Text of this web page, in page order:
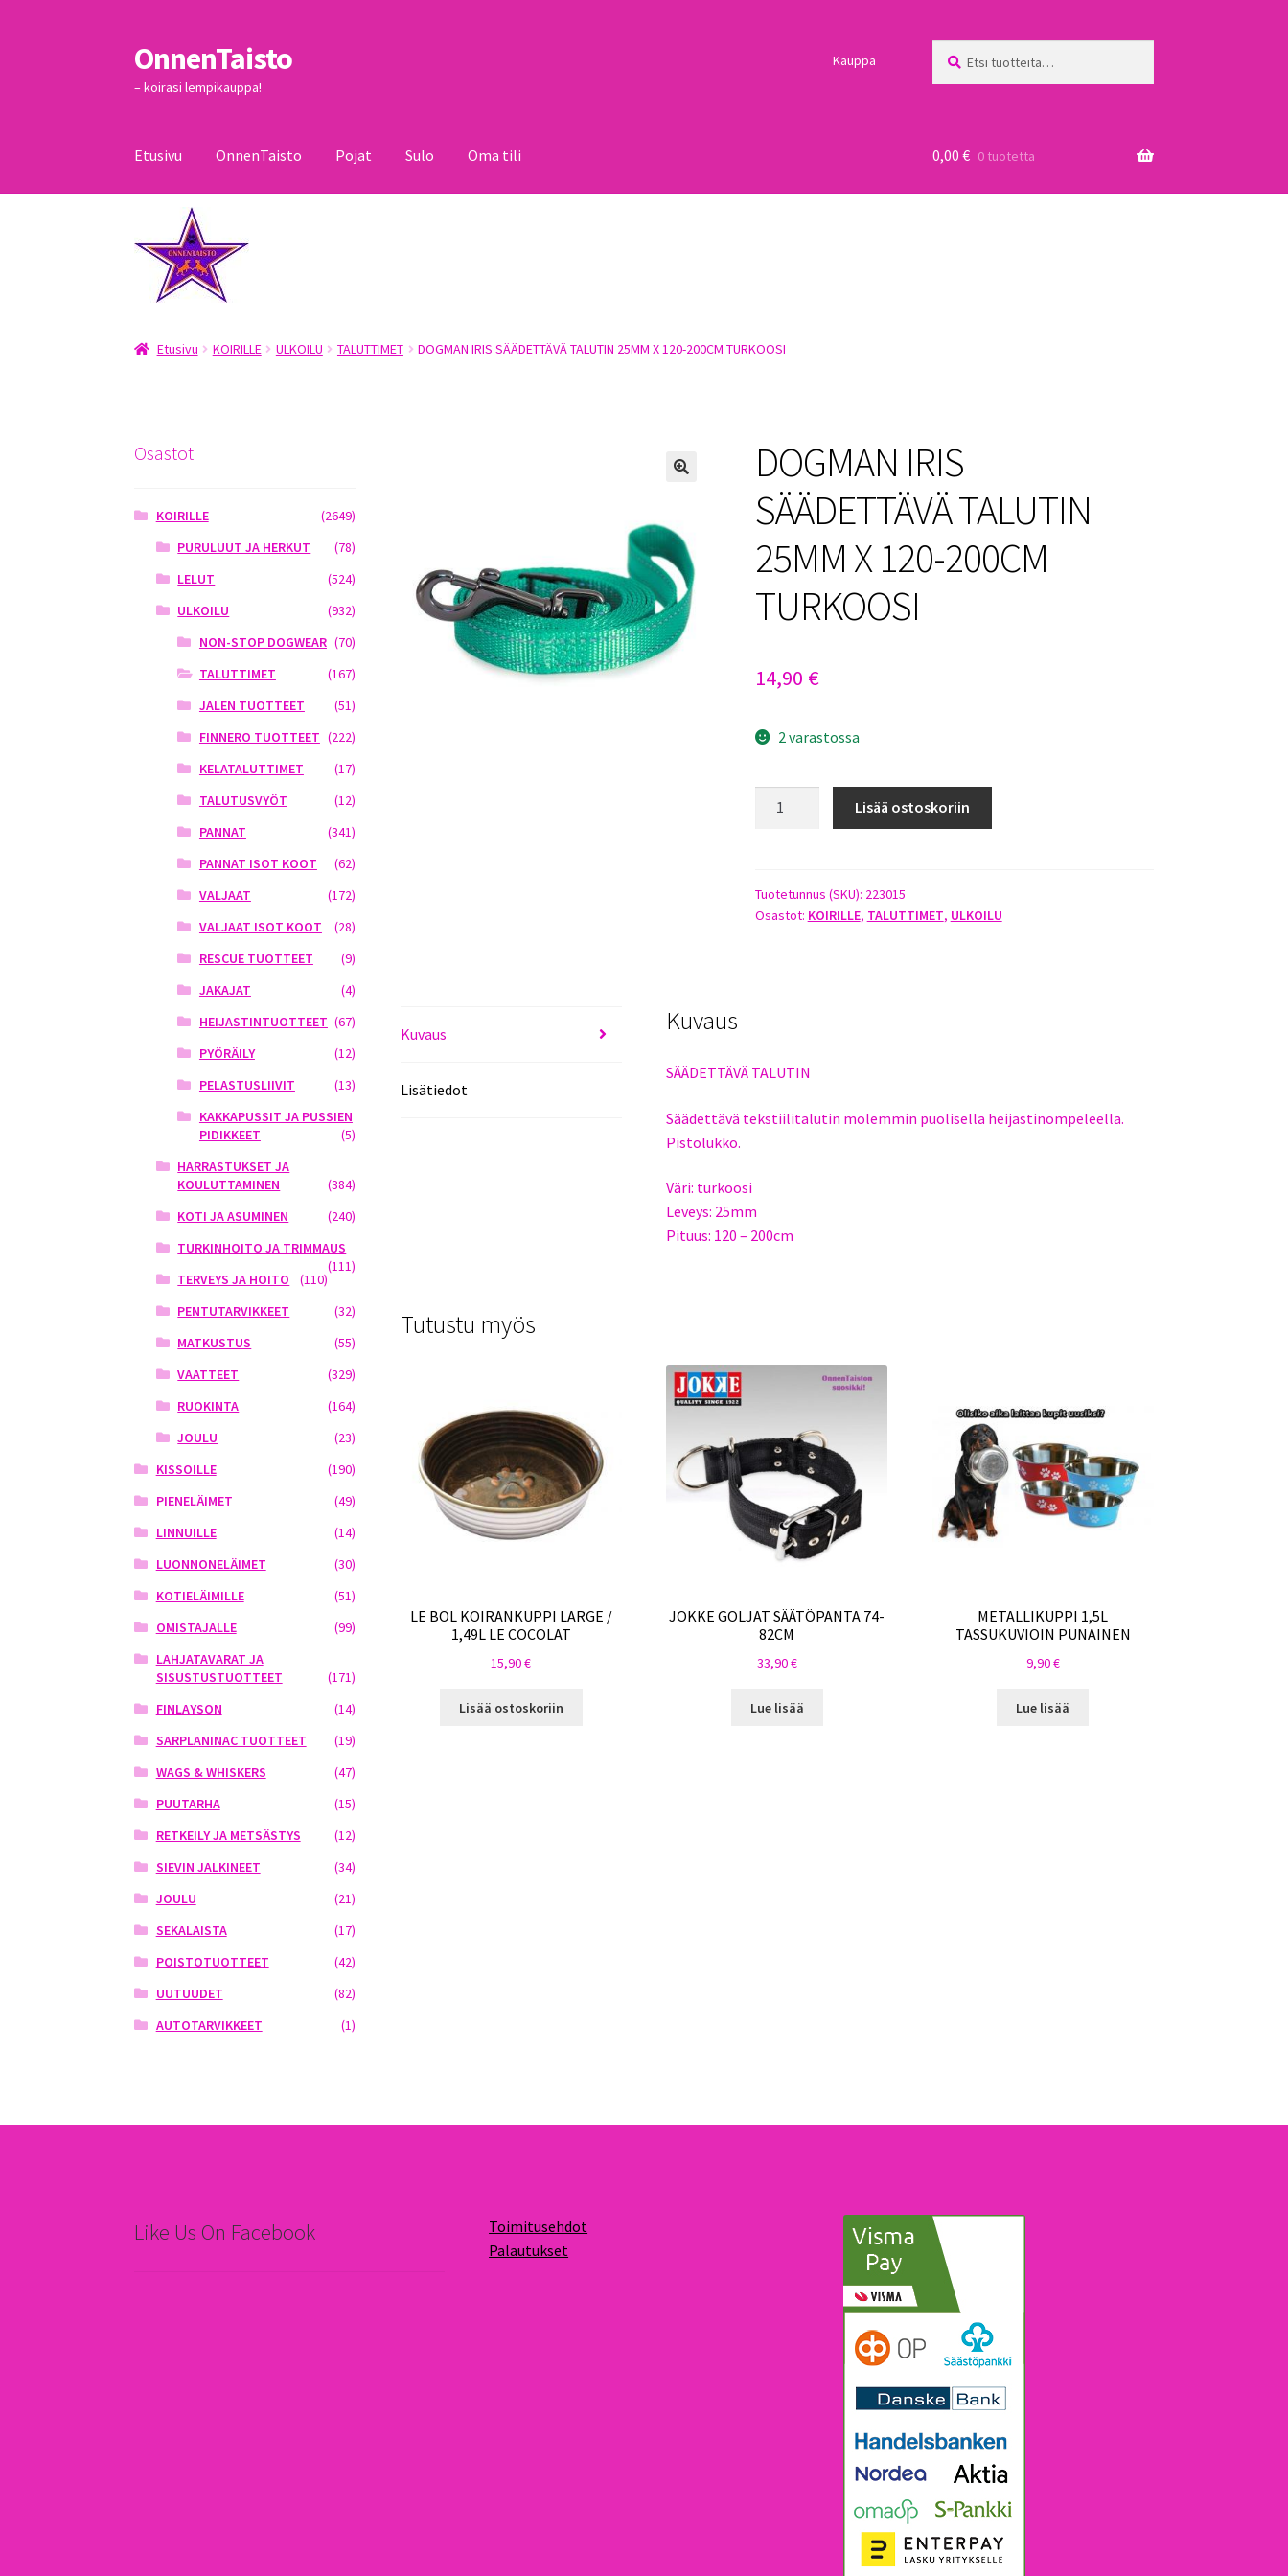
Siirry
navigointiin
Siirry
sisältöön
OnnenTaisto
– koirasi lempikauppa!
Kauppa
Etusivu OnnenTaisto Pojat Sulo Oma tili
Kassa
0,00 € 0 tuotetta
Etusivu KOIRILLE ULKOILU TALUTTIMET DOGMAN IRIS SÄÄDETTÄVÄ TALUTIN 25MM X 120-200CM TURKOOSI
DOGMAN IRIS
SÄÄDETTÄVÄ TALUTIN
25MM X 120-200CM
TURKOOSI
14,90 €
2 varastossa
25MM
X
Lisää ostoskoriin
Tuotetunnus (SKU): 223015
Osastot: KOIRILLE, TALUTTIMET, ULKOILU
Kuvaus
Lisätiedot
Kuvaus
SÄÄDETTÄVÄ TALUTIN
Säädettävä tekstiilitalutin molemmin puolisella heijastinompeleella.
Pistolukko.
Väri: turkoosi
Leveys: 25mm
Pituus: 120 – 200cm
Tutustu myös
LE BOL KOIRANKUPPI LARGE /
1,49L LE COCOLAT
15,90€
Lisää ostoskoriin
JOKKE GOLJAT SÄÄTÖPANTA 74-
82CM
33,90€
Lue lisää
METALLIKUPPI 1,5L
TASSUKUVIOIN PUNAINEN
9,90€
Lue lisää
Osastot
KOIRILLE
(2649)
PURULUUT JA HERKUT
(78)
LELUT
(524)
ULKOILU
(932)
NON-STOP DOGWEAR (70)
TALUTTIMET
(167)
JALEN TUOTTEET
(51)
FINNERO TUOTTEET (222)
KELATALUTTIMET
(17)
TALUTUSVYÖT
(12)
PANNAT
(341)
PANNAT ISOT KOOT
(62)
VALJAAT
(172)
VALJAAT ISOT KOOT
(28)
RESCUE TUOTTEET
(9)
JAKAJAT
(4)
HEIJASTINTUOTTEET (67)
PYÖRÄILY
(12)
PELASTUSLIIVIT
(13)
KAKKAPUSSIT JA PUSSIEN
PIDIKKEET
(5)
HARRASTUKSET JA
KOULUTTAMINEN
(384)
KOTI JA ASUMINEN
(240)
TURKINHOITO JA TRIMMAUS
(111)
TERVEYS JA HOITO
(110)
PENTUTARVIKKEET
(32)
MATKUSTUS
(55)
VAATTEET
(329)
RUOKINTA
(164)
JOULU
(23)
KISSOILLE
(190)
PIENELÄIMET
(49)
LINNUILLE
(14)
LUONNONELÄIMET
(30)
KOTIELÄIMILLE
(51)
OMISTAJALLE
(99)
LAHJATAVARAT JA
SISUSTUSTUOTTEET
(171)
FINLAYSON
(14)
SARPLANINAC TUOTTEET
(19)
WAGS & WHISKERS
(47)
PUUTARHA
(15)
RETKEILY JA METSÄSTYS
(12)
SIEVIN JALKINEET
(34)
JOULU
(21)
SEKALAISTA
(17)
POISTOTUOTTEET
(42)
UUTUUDET
(82)
AUTOTARVIKKEET
(1)
Like Us On Facebook
Toimitusehdot
Palautukset